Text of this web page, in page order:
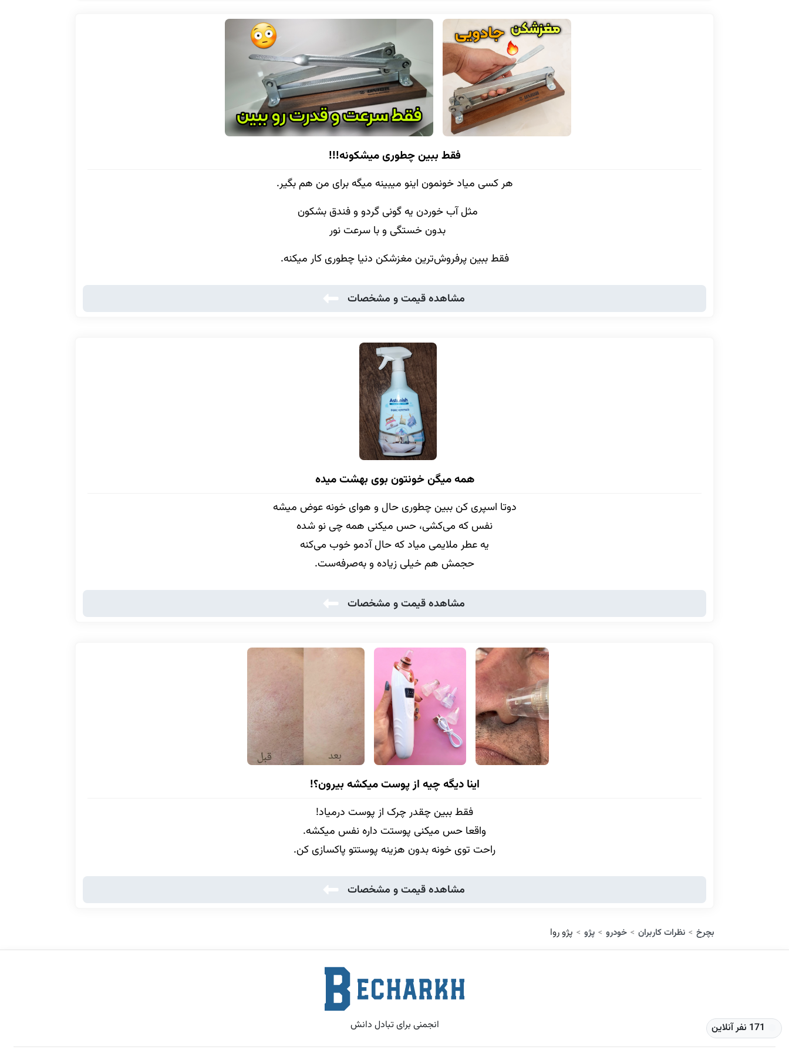
فقط ببین چطوری میشکونه!!!
هر کسی میاد خونمون اینو میبینه میگه برای من هم بگیر.
مثل آب خوردن یه گونی گردو و فندق بشکون
بدون خستگی و با سرعت نور
فقط ببین پرفروش‌ترین مغزشکن دنیا چطوری کار میکنه.
مشاهده قیمت و مشخصات
همه میگن خونتون بوی بهشت میده
دوتا اسپری کن ببین چطوری حال و هوای خونه عوض میشه
نفس که می‌کشی، حس میکنی همه چی نو شده
یه عطر ملایمی میاد که حال آدمو خوب می‌کنه
حجمش هم خیلی زیاده و به‌صرفه‌ست.
مشاهده قیمت و مشخصات
اینا دیگه چیه از پوست میکشه بیرون؟!
فقط ببین چقدر چرک از پوست درمیاد!
واقعا حس میکنی پوستت داره نفس میکشه.
راحت توی خونه بدون هزینه پوستتو پاکسازی کن.
مشاهده قیمت و مشخصات
بچرخ > نظرات کاربران > خودرو > پژو > پژو روا
انجمنی برای تبادل دانش